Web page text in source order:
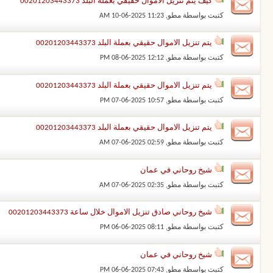
كتبت بواسطة مطو‏, 10-06-2025 11:23 AM
يتم تنزيل الاموال حقيقي بعملة البلد 00201203443373
كتبت بواسطة مطو‏, 08-06-2025 12:12 PM
يتم تنزيل الاموال حقيقي بعملة البلد 00201203443373
كتبت بواسطة مطو‏, 07-06-2025 10:57 PM
يتم تنزيل الاموال حقيقي بعملة البلد 00201203443373
كتبت بواسطة مطو‏, 07-06-2025 02:59 AM
شيخ روحاني في عمان
كتبت بواسطة مطو‏, 07-06-2025 02:35 AM
شيخ روحاني صادق تنزيل الاموال خلال ساعة 00201203443373
كتبت بواسطة مطو‏, 06-06-2025 08:11 PM
شيخ روحاني في عمان
كتبت بواسطة مطو‏, 06-06-2025 07:43 PM